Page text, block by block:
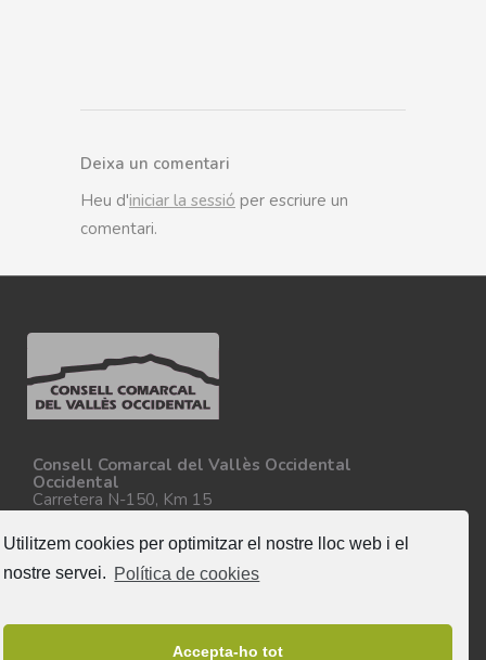
Utilitzem cookies per optimitzar el nostre lloc web i el
nostre servei. Política de cookies
Accepta-ho tot
Deixa un comentari
Heu d'iniciar la sessió per escriure un
comentari.
Consell Comarcal del Vallès Occidental
Occidental
Carretera N-150, Km 15
08227 - Terrassa
Tel. 93 727 35 34
Més informació